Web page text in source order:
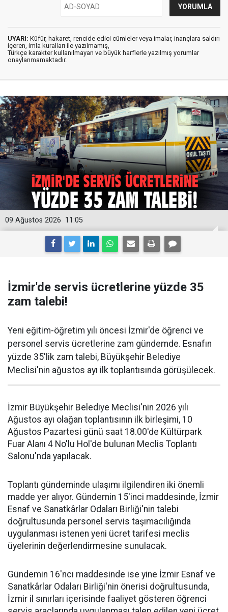
UYARI: Küfür, hakaret, rencide edici cümleler veya imalar, inançlara saldırı
içeren, imla kuralları ile yazılmamış,
Türkçe karakter kullanılmayan ve büyük harflerle yazılmış yorumlar
onaylanmamaktadır.
11:05
09 Ağustos 2026
İzmir'de servis ücretlerine yüzde 35
zam talebi!
Yeni eğitim-öğretim yılı öncesi İzmir'de öğrenci ve
personel servis ücretlerine zam gündemde. Esnafın
yüzde 35'lik zam talebi, Büyükşehir Belediye
Meclisi'nin ağustos ayı ilk toplantısında görüşülecek.
İzmir Büyükşehir Belediye Meclisi'nin 2026 yılı
Ağustos ayı olağan toplantısının ilk birleşimi, 10
Ağustos Pazartesi günü saat 18.00'de Kültürpark
Fuar Alanı 4 No'lu Hol'de bulunan Meclis Toplantı
Salonu'nda yapılacak.
Toplantı gündeminde ulaşımı ilgilendiren iki önemli
madde yer alıyor. Gündemin 15'inci maddesinde, İzmir
Esnaf ve Sanatkârlar Odaları Birliği'nin talebi
doğrultusunda personel servis taşımacılığında
uygulanması istenen yeni ücret tarifesi meclis
üyelerinin değerlendirmesine sunulacak.
Gündemin 16'ncı maddesinde ise yine İzmir Esnaf ve
Sanatkârlar Odaları Birliği'nin önerisi doğrultusunda,
İzmir il sınırları içerisinde faaliyet gösteren öğrenci